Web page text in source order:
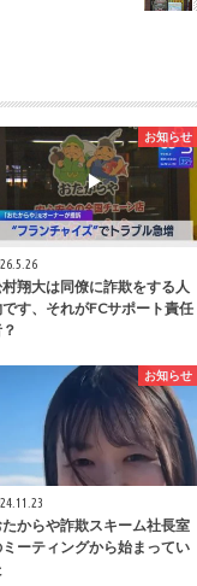
お知らせ
翔大は同僚に詐欺をする人
す、それがFCサポート責任
お知らせ
たからや詐欺スキーム社長室
ーティングから始まってい